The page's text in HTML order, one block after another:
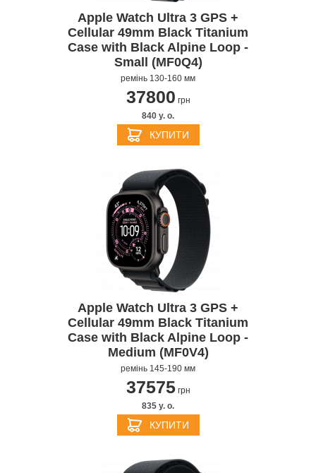
Apple Watch Ultra 3 GPS +
Cellular 49mm Black Titanium
Case with Black Alpine Loop -
Small (MF0Q4)
ремінь 130-160 мм
37800 грн
840 y. о.
КУПИТИ
Apple Watch Ultra 3 GPS +
Cellular 49mm Black Titanium
Case with Black Alpine Loop -
Medium (MF0V4)
ремінь 145-190 мм
37575грн
835 y. о.
КУПИТИ